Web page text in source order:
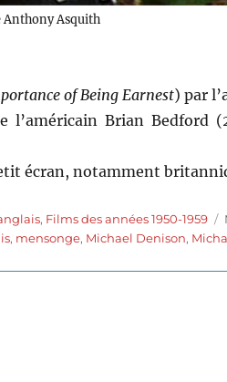
Anthony Asquith
of Being Earnest) par
l’américain Brian Bedford
écran, notamment
, Films des années 1950-1959
, mensonge, Michael Denison,